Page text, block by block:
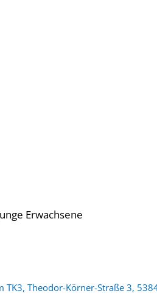
Erwachsene
TK3, Theodor-Körner-Straße 3,